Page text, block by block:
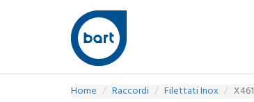
Home Raccordi Filettati Inox X461